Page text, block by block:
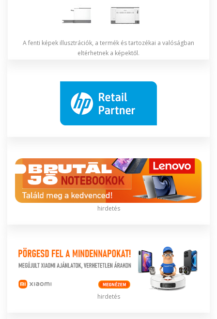
A fenti képek illusztrációk, a termék és tartozékai a valóságban
eltérhetnek a képektől.
hirdetés
hirdetés